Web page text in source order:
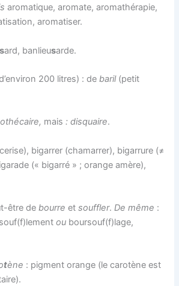
aromatique, aromate, aromathérapie,
aromatiser.
sard, banlieusarde.
200 litres) : debaril (petit
mais : disquaire.
bigarrer (chamarrer), bigarrure (≠
(« bigarré » ; orange amère),
être debourre etsouffler.De même :
ou boursouf(f)lage,
tène : pigment orange (le carotène est